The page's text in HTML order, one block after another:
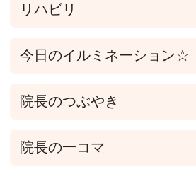
リハビリ
今日のイルミネーション☆
院長のつぶやき
院長の一コマ